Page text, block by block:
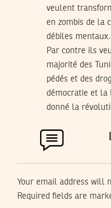
veulent
en zombis de la
débiles
Par contre ils
majorité des
pédés et des
démocratie et la
donné la
Your email address will
Required fields are